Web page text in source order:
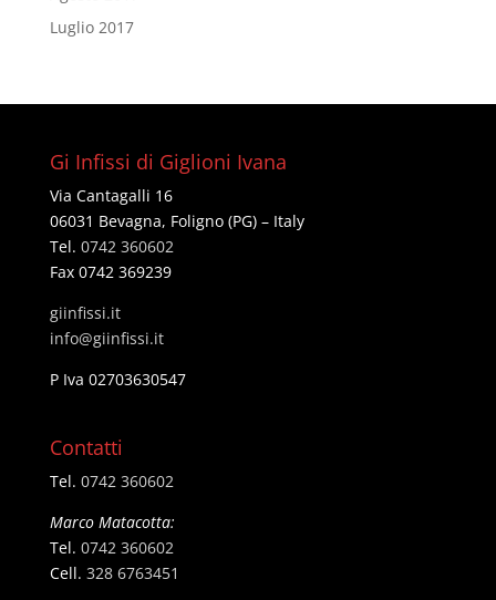
Luglio 2017
Gi Infissi di Giglioni Ivana
Via Cantagalli 16
06031 Bevagna, Foligno (PG) – Italy
Tel. 0742 360602
Fax 0742 369239
giinfissi.it
ti.issifniig
@ofni
P Iva 02703630547
Contatti
Tel. 0742 360602
Marco Matacotta:
Tel. 0742 360602
Cell. 328 6763451